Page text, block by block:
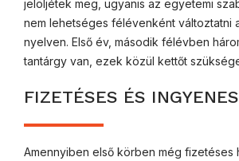
jelöljétek meg, ugyanis az egyetemi
nem lehetséges félévenként változtatni
nyelven. Első év, második félévben
tantárgy van, ezek közül kettőt
FIZETÉSES ÉS
Amennyiben első körben még fizetéses